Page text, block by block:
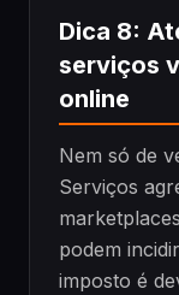
Dica 8:
serviços
online
Nem só de
Serviços
podem
imposto é